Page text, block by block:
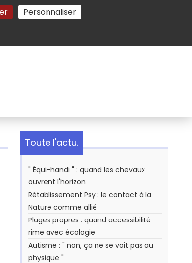
Personnaliser
cookies
Toute l'actu.
" Équi-handi " : quand les chevaux
ouvrent l'horizon
Rétablissement Psy : le contact à la
Nature comme allié
Plages propres : quand accessibilité
rime avec écologie
Autisme : " non, ça ne se voit pas au
physique "